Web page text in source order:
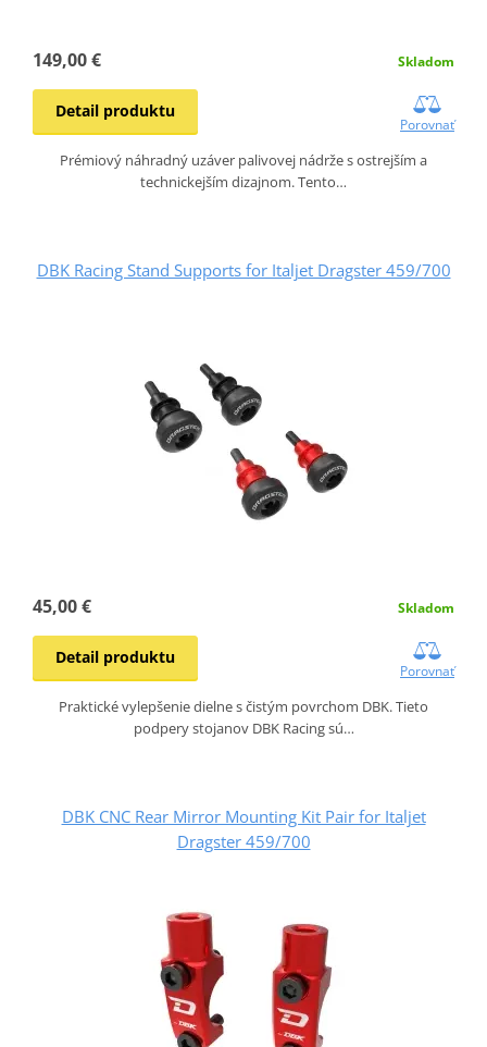
149,00 € Skladom
Detail produktu
Porovnať
Prémiový náhradný uzáver palivovej nádrže s ostrejším a
technickejším dizajnom. Tento…
DBK Racing Stand Supports for Italjet Dragster 459/700
45,00 € Skladom
Detail produktu
Porovnať
Praktické vylepšenie dielne s čistým povrchom DBK. Tieto
podpery stojanov DBK Racing sú…
DBK CNC Rear Mirror Mounting Kit Pair for Italjet
Dragster 459/700